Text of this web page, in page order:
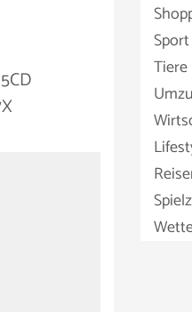
Sport
Tiere